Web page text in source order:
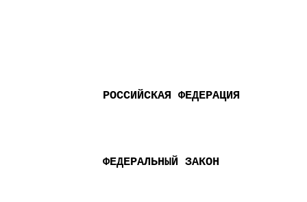
РОССИЙСКАЯ ФЕДЕРАЦИЯ
ФЕДЕРАЛЬНЫЙ ЗАКОН